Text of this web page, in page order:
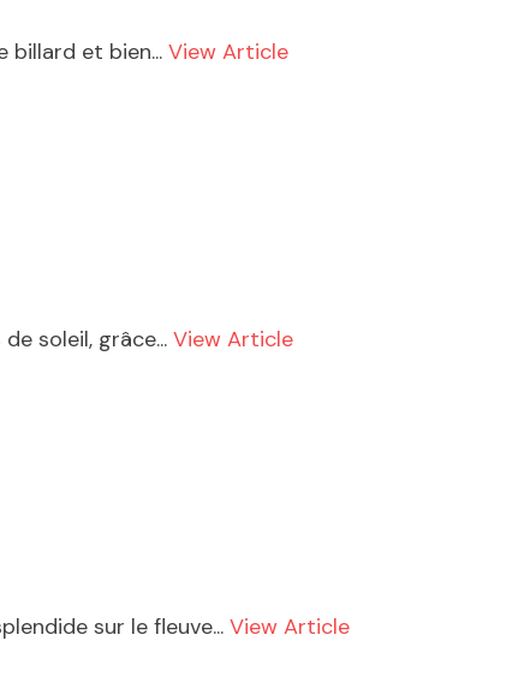
billard et bien... View Article
soleil, grâce... View Article
sur le fleuve... View Article